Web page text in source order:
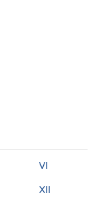
VI
XII